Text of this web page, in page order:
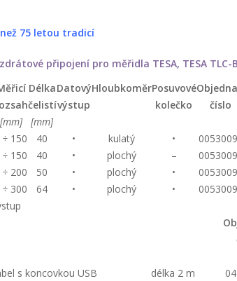
75 letou tradicí
připojení pro měřidla TESA, TESA
Délka
čelistí
Datový
výstup
HloubkoměrPosuvové
kolečko
číslo
[mm]
[mm]
÷ 150 40 • kulatý •
÷ 150 40 • plochý –
÷ 200 50 • plochý •
÷ 300 64 • plochý •
s koncovkou USB
délka 2 m